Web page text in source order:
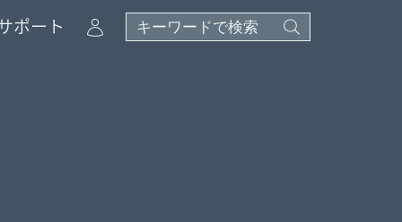
ポート Account